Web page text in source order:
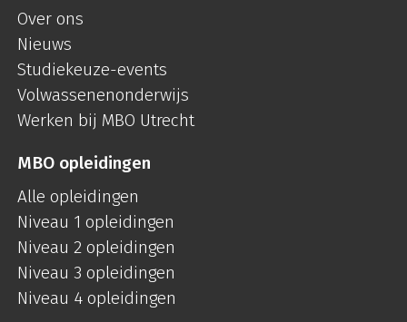
Over ons
Nieuws
Studiekeuze-events
Volwassenenonderwijs
Werken bij MBO Utrecht
MBO opleidingen
Alle opleidingen
Niveau 1 opleidingen
Niveau 2 opleidingen
Niveau 3 opleidingen
Niveau 4 opleidingen